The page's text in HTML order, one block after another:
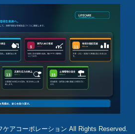
アコーポレーション All Rights Reserved.